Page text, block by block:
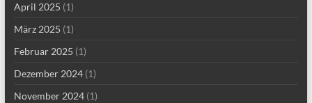
April 2025 (1)
März 2025 (1)
Februar 2025 (1)
Dezember 2024(1)
November 2024(1)